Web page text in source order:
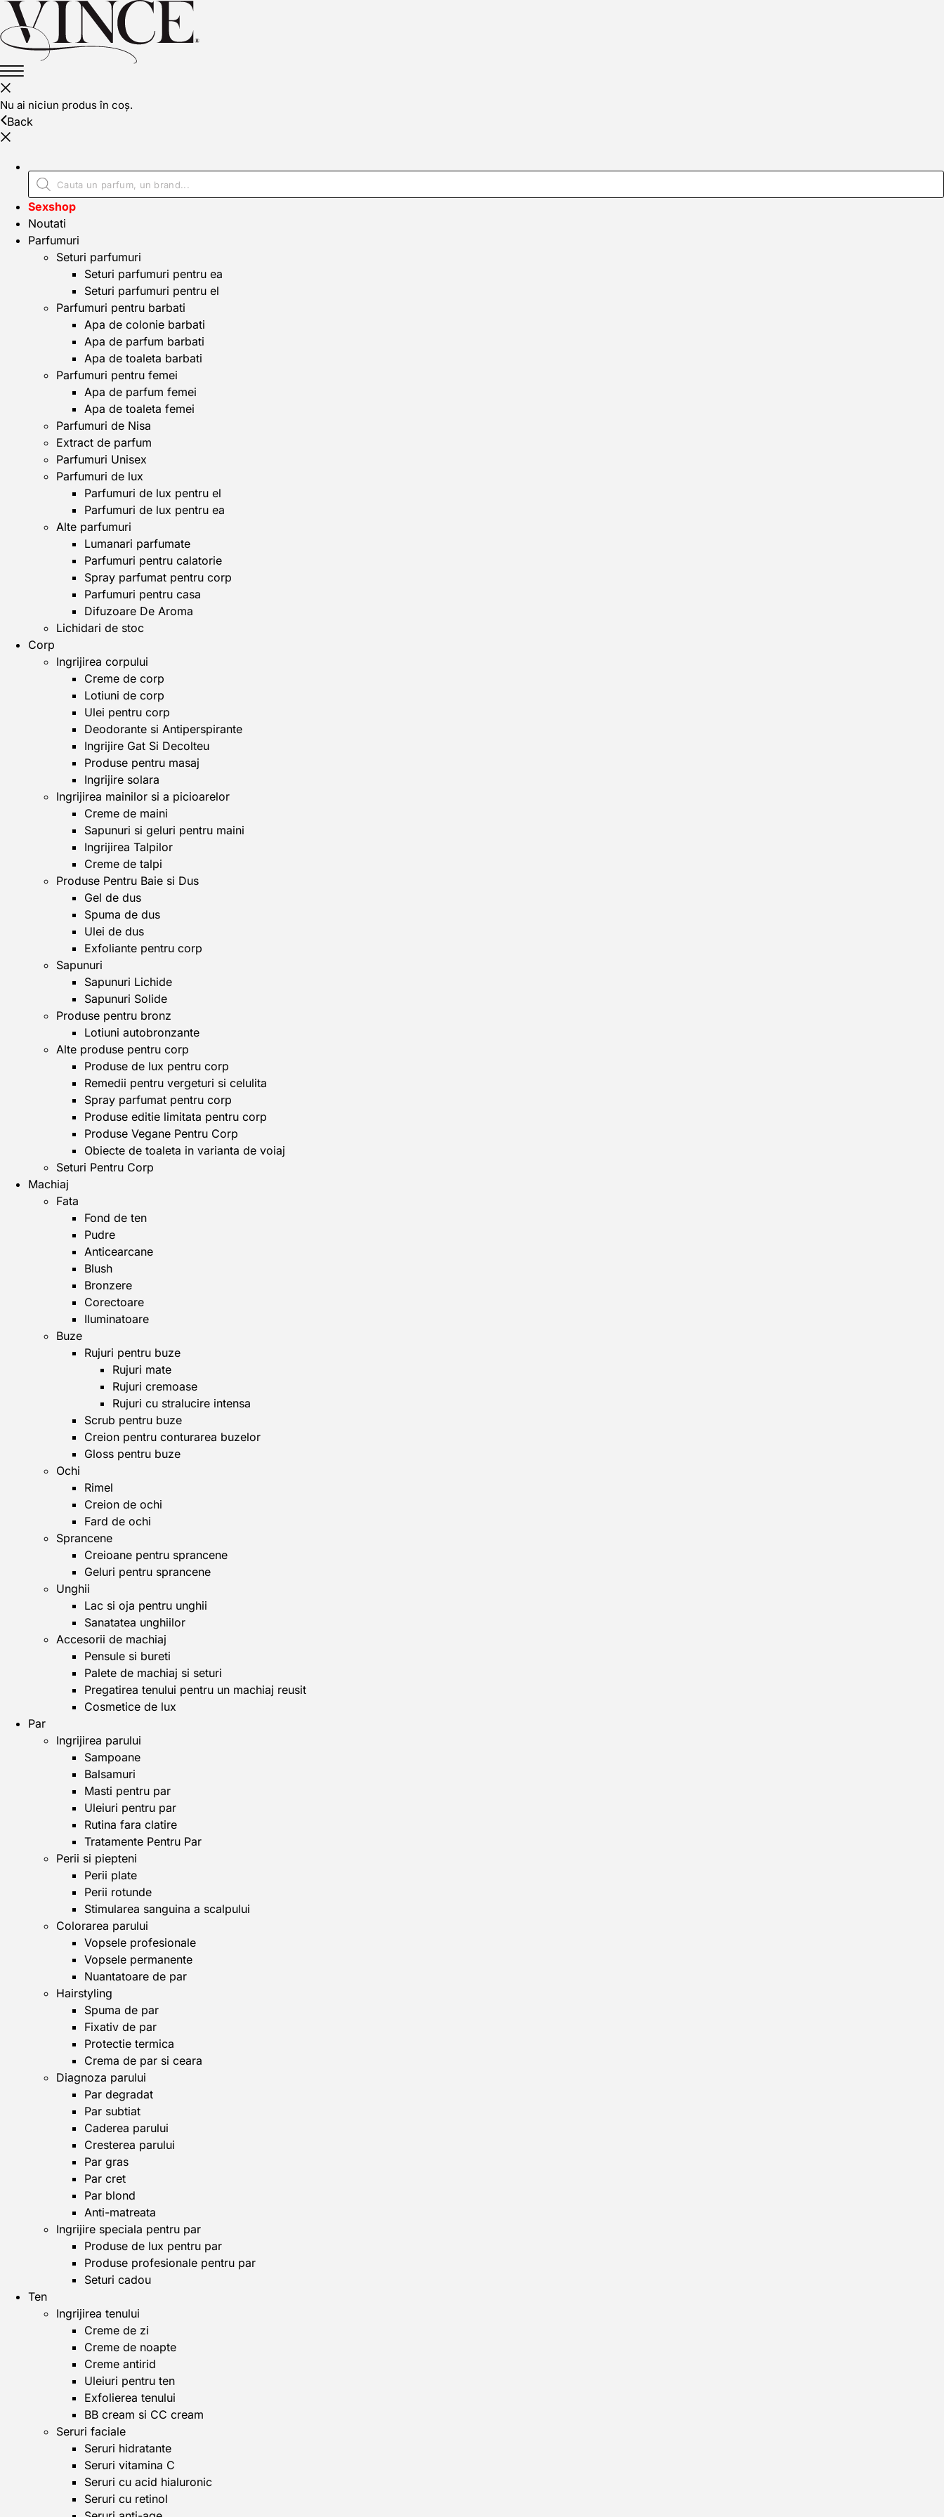
Nu ai niciun produs în coș.
Back
Sexshop
Noutati
Parfumuri
Seturi parfumuri
Seturi parfumuri pentru ea
Seturi parfumuri pentru el
Parfumuri pentru barbati
Apa de colonie barbati
Apa de parfum barbati
Apa de toaleta barbati
Parfumuri pentru femei
Apa de parfum femei
Apa de toaleta femei
Parfumuri de Nisa
Extract de parfum
Parfumuri Unisex
Parfumuri de lux
Parfumuri de lux pentru el
Parfumuri de lux pentru ea
Alte parfumuri
Lumanari parfumate
Parfumuri pentru calatorie
Spray parfumat pentru corp
Parfumuri pentru casa
Difuzoare De Aroma
Lichidari de stoc
Corp
Ingrijirea corpului
Creme de corp
Lotiuni de corp
Ulei pentru corp
Deodorante si Antiperspirante
Ingrijire Gat Si Decolteu
Produse pentru masaj
Ingrijire solara
Ingrijirea mainilor si a picioarelor
Creme de maini
Sapunuri si geluri pentru maini
Ingrijirea Talpilor
Creme de talpi
Produse Pentru Baie si Dus
Gel de dus
Spuma de dus
Ulei de dus
Exfoliante pentru corp
Sapunuri
Sapunuri Lichide
Sapunuri Solide
Produse pentru bronz
Lotiuni autobronzante
Alte produse pentru corp
Produse de lux pentru corp
Remedii pentru vergeturi si celulita
Spray parfumat pentru corp
Produse editie limitata pentru corp
Produse Vegane Pentru Corp
Obiecte de toaleta in varianta de voiaj
Seturi Pentru Corp
Machiaj
Fata
Fond de ten
Pudre
Anticearcane
Blush
Bronzere
Corectoare
Iluminatoare
Buze
Rujuri pentru buze
Rujuri mate
Rujuri cremoase
Rujuri cu stralucire intensa
Scrub pentru buze
Creion pentru conturarea buzelor
Gloss pentru buze
Ochi
Rimel
Creion de ochi
Fard de ochi
Sprancene
Creioane pentru sprancene
Geluri pentru sprancene
Unghii
Lac si oja pentru unghii
Sanatatea unghiilor
Accesorii de machiaj
Pensule si bureti
Palete de machiaj si seturi
Pregatirea tenului pentru un machiaj reusit
Cosmetice de lux
Par
Ingrijirea parului
Sampoane
Balsamuri
Masti pentru par
Uleiuri pentru par
Rutina fara clatire
Tratamente Pentru Par
Perii si piepteni
Perii plate
Perii rotunde
Stimularea sanguina a scalpului
Colorarea parului
Vopsele profesionale
Vopsele permanente
Nuantatoare de par
Hairstyling
Spuma de par
Fixativ de par
Protectie termica
Crema de par si ceara
Diagnoza parului
Par degradat
Par subtiat
Caderea parului
Cresterea parului
Par gras
Par cret
Par blond
Anti-matreata
Ingrijire speciala pentru par
Produse de lux pentru par
Produse profesionale pentru par
Seturi cadou
Ten
Ingrijirea tenului
Creme de zi
Creme de noapte
Creme antirid
Uleiuri pentru ten
Exfolierea tenului
BB cream si CC cream
Seruri faciale
Seruri hidratante
Seruri vitamina C
Seruri cu acid hialuronic
Seruri cu retinol